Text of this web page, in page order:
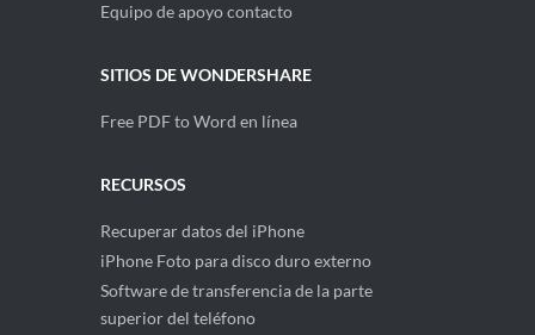
Equipo de apoyo contacto
SITIOS DE WONDERSHARE
Free PDF to Word en línea
RECURSOS
Recuperar datos del iPhone
iPhone Foto para disco duro externo
Software de transferencia de la parte
superior del teléfono